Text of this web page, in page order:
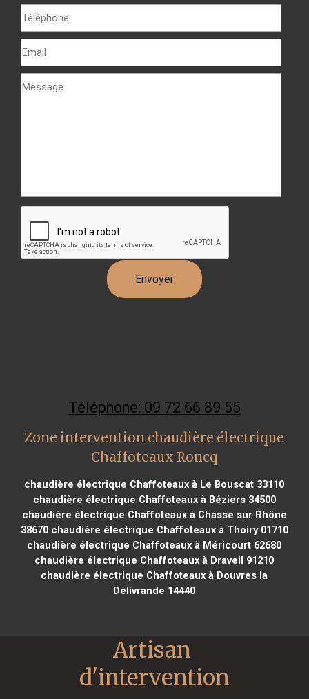
Téléphone: 09 72 66 89 55
Zone intervention chaudière électrique
Chaffoteaux Roncq
chaudière électrique Chaffoteaux à Le Bouscat 33110
chaudière électrique Chaffoteaux à Béziers 34500
chaudière électrique Chaffoteaux à Chasse sur Rhône
38670chaudière électrique Chaffoteaux à Thoiry 01710
chaudière électrique Chaffoteaux à Méricourt 62680
chaudière électrique Chaffoteaux à Draveil 91210
chaudière électrique Chaffoteaux à Douvres la
Délivrande 14440
Artisan
d'intervention